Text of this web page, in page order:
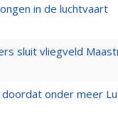
in de luchtvaart
sluit vliegveld
onder meer